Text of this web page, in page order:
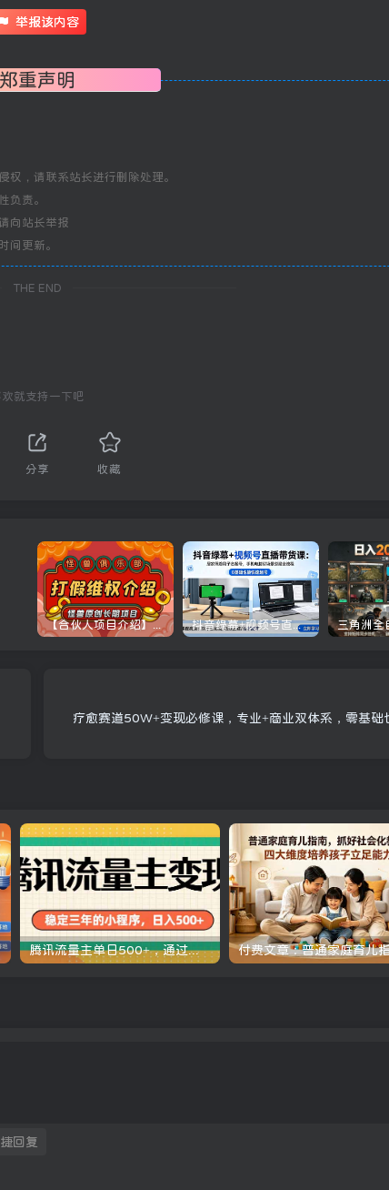
举报该内容
郑重声明
权，请联系站长进行删除处理。
负责。
向站长举报
间更新。
THE END
欢就支持一下吧
分享 收藏
【合伙人项目介绍】打假维权项目介绍 抖音绿幕+视频号直播带货课：居家照着稿子念起号，手机电脑双场景搭建全流程
疗愈赛道50W+变现必修课，专业+商业双体系，零基础
钱项目 腾讯流量主单日500+，通过搭建实用工具类小程序，达到稳定躺赚腾讯广告收益
回复